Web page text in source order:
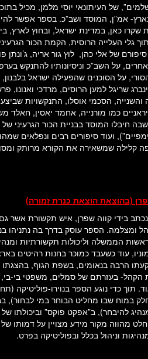
של העיתונאי יוסי מלמן, מכיל
בארץ- אמ”ן, המוסד ושב”כ. בספר אפשר
שקרו כאן, במדינת ישראל, ובחוץ לארץ,
גלי העלייה הרוסית, הקמת הכור
של אלי כהן, לוץ גור אריה,
על השב”כ וניסיונותיו להתנקש
על הסוכנים שהפעילה ישראל
הסכמי אוסלו, התנקשויות
כמו מורנייה, אחמד יאסין, חאלד
שבה חיבלו המוסד בבניית הכור הגרעיני
ועוד סיפורים רבים ונפלאים
קלילה שמשאירה את הקורא מרותק
(בהוצאת הוצאת כנרת זמורה)
נכתב בידי קווה שפרן, איש תקשורת אשר
ומצלמה. הספר עוסק בדרך בה נתניהו
הממשלה וליכולות תקשורתיות
עוד כשעבד כמוכר בחנות רהיטים
הרבה בנאומים, בשפת הגוף,
בעזרתם של סמלים, משפטי בי-בי,
תוך כדי נוגע הספר בנוירו-פוליטיקה
במוח שבו מחליט הבוחר במי לבחור),
להיבחר), ב”אפקט פוקס” וביכולתו
מהווה מקור מידע מצויין על דמותו של
וניהול בכלל ובפוליטיקה בפרט.